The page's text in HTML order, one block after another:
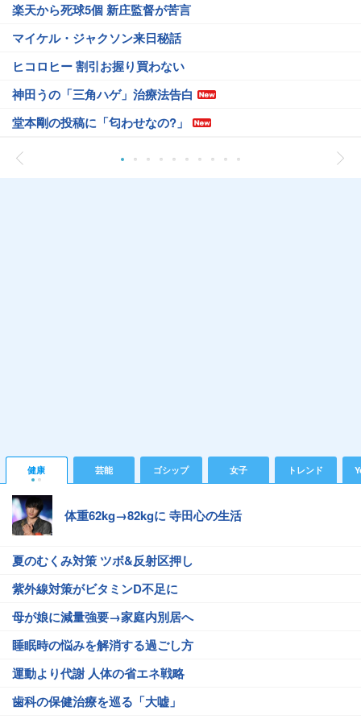
楽天から死球5個 新庄監督が苦言
マイケル・ジャクソン来日秘話
ヒコロヒー 割引お握り買わない
神田うの「三角ハゲ」治療法告白
堂本剛の投稿に「匂わせなの?」
健康 芸能 ゴシップ 女子 トレンド
体重62kg→82kgに 寺田心の生活
夏のむくみ対策 ツボ&反射区押し
紫外線対策がビタミンD不足に
母が娘に減量強要→家庭内別居へ
睡眠時の悩みを解消する過ごし方
運動より代謝 人体の省エネ戦略
歯科の保健治療を巡る「大嘘」